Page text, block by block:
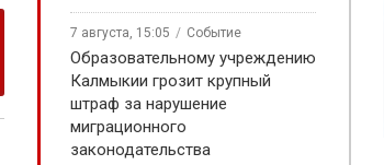
7 августа, 15:05 Событие
Образовательному учреждению
Калмыкии грозит крупный
штраф за нарушение
миграционного
законодательства